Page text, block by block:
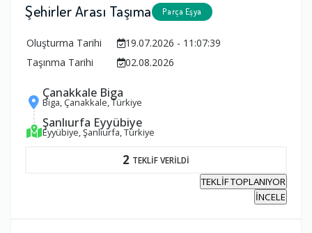
Şehirler Arası Taşıma Parça Eşya
Oluşturma Tarihi
19.07.2026 - 11:07:39
Taşınma Tarihi
02.08.2026
Çanakkale Biga
Biga, Çanakkale, Türkiye
Şanlıurfa Eyyübiye
Eyyübiye, Şanlıurfa, Türkiye
2 TEKLİF VERİLDİ
TEKLİF TOPLANIYOR
İNCELE